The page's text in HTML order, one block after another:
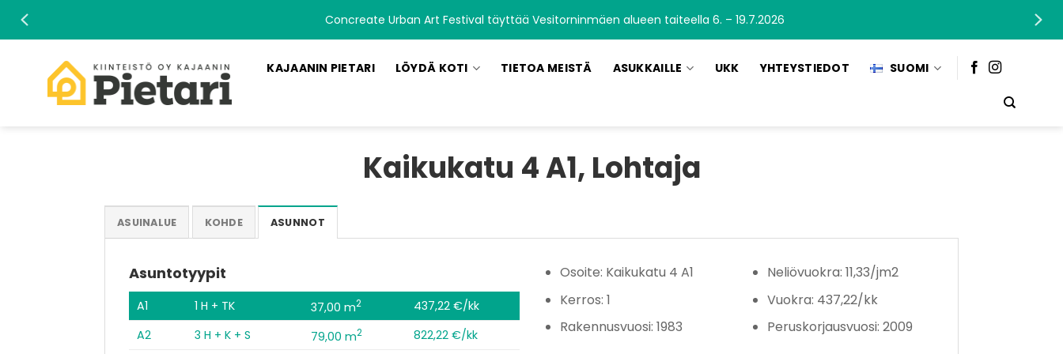
Concreate Urban Art Festival täyttää Vesitorninmäen alueen taiteella 6. – 19.7.2026
KAJAANIN PIETARI LÖYDÄ KOTI TIETOA MEISTÄ ASUKKAILLE UKK YHTEYSTIEDOT SUOMI
Kaikukatu 4 A1, Lohtaja
ASUINALUE KOHDE ASUNNOT
Asuntotyypit
A1 1 H + TK 37,00 m2
437,22 €/kk
A2
3 H + K + S 79,00 m2 822,22 €/kk
Osoite: Kaikukatu 4 A1
Kerros: 1
Rakennusvuosi: 1983
Neliövuokra: 11,33/jm2
Vuokra: 437,22/kk
Peruskorjausvuosi: 2009